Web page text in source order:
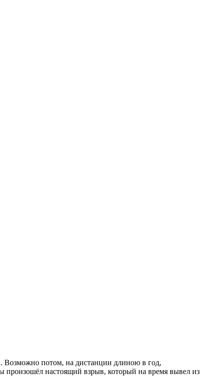
Возможно потом, на дистанции длиною в год,
произошёл настоящий взрыв, который на время вывел из